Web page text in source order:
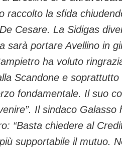
raccolto la sfida
Cesare. La Sidigas
sarà portare Avellino in
ha voluto
Scandone e
fondamentale. Il suo
Il sindaco
“Basta chiedere al
supportabile il mutuo.